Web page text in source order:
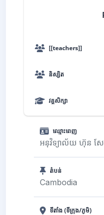
[[teachers]]
និស្សិត
វគ្គសិក្សា
ឈ្មោះពេញ
អនុវិទ្យាល័យ ហ៊ុន ស
តំបន់
Cambodia
ទីតាំង (ទីក្រុង/ភូមិ)